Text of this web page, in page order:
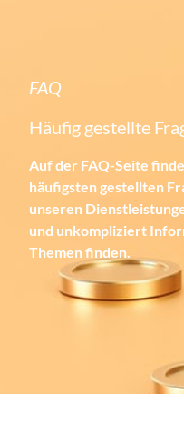
FAQ
Häufig gestellte
Auf der FAQ-Seite
häufigsten gestellten
unseren
und unkompliziert
Themen finden.